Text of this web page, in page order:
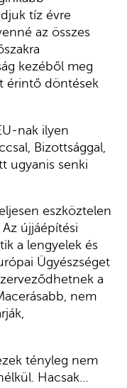
tíz évre
az összes
kezéből meg
érintő döntések
nak ilyen
Bizottsággal,
ugyanis senki
eszköztelen
újjáépítési
a lengyelek és
Ügyészséget
a
nem
tényleg nem
Hacsak…